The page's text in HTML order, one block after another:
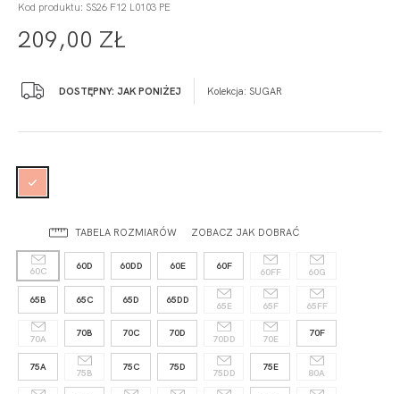
Kod produktu: SS26 F12 L0103 PE
209,00 ZŁ
DOSTĘPNY: JAK PONIŻEJ Kolekcja: SUGAR
TABELA ROZMIARÓW ZOBACZ JAK DOBRAĆ
60C 60D 60DD 60E 60F
60FF 60G
65B 65C 65D 65DD
65E 65F 65FF
70A
70B 70C 70D
70DD 70E
70F
75A
75B
75C 75D
75DD
75E
80A